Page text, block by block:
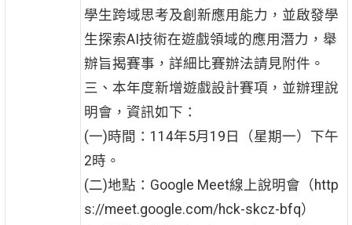
學生跨域思考及創新應用能力，並啟發學
生探索AI技術在遊戲領域的應用潛力，舉
辦旨揭賽事，詳細比賽辦法請見附件。
三、本年度新增遊戲設計賽項，並辦理說
明會，資訊如下：
(一)時間：114年5月19日（星期一）下午
2時。
(二)地點：Google Meet線上說明會（http
s://meet.google.com/hck-skcz-bfq）